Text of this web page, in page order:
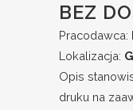
BEZ
Pracodawca:
Lokalizacja:
Opis
druku na